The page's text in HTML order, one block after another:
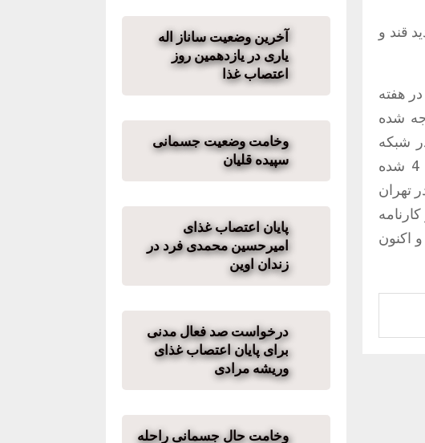
شدید قند و
این زندانی سیاسی که از بیماری دیابت رنج می‌برد،پس از انتقال خشونت‌آمیز از بند 4 به بند 7 در هفته
شده
در شبکه
اجتماعی ایکس هشدار داده که جان پدرش در خطر است و خواستار بازگشت او به بند 4 شده
شعبه 26 دادگاه رژیم در تهران
محکوم شده و اکنون
آخرین وضعیت ساناز اله
یاری در یازدهمین روز
اعتصاب غذا
وخامت وضعیت جسمانی
سپیده قلیان
پایان اعتصاب غذای
امیرحسین محمدی فرد در
زندان اوین
درخواست صد فعال مدنی
برای پایان اعتصاب غذای
وریشه مرادی
وخامت حال جسمانی راحله